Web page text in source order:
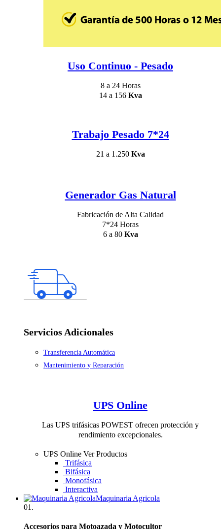
Uso Continuo - Pesado
8 a 24 Horas
14 a 156 Kva
Trabajo Pesado 7*24
21 a 1.250 Kva
Generador Gas Natural
Fabricación de Alta Calidad
7*24 Horas
6 a 80 Kva
Servicios Adicionales
Transferencia Automática
Mantenimiento y Reparación
UPS Online
Las UPS trifásicas POWEST ofrecen protección y
rendimiento excepcionales.
UPS Online Ver Productos
Trifásica
Bifásica
Monofásica
Interactiva
Maquinaria Agricola
01.
Accesorios para Motoazada y Motocultor